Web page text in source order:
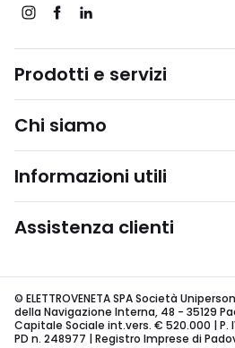
Prodotti e servizi
Chi siamo
Informazioni utili
Assistenza clienti
© ELETTROVENETA SPA Società
della Navigazione Interna, 48 - 35129
Capitale Sociale int.vers. € 520.000 | P.
PD n. 248977 | Registro Imprese di